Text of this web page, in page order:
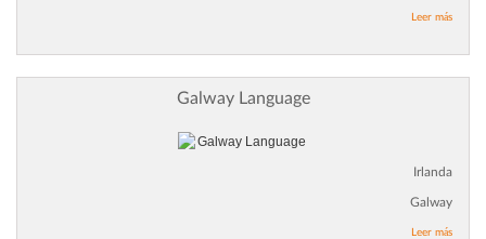
Leer más
Galway Language
Irlanda
Galway
Leer más